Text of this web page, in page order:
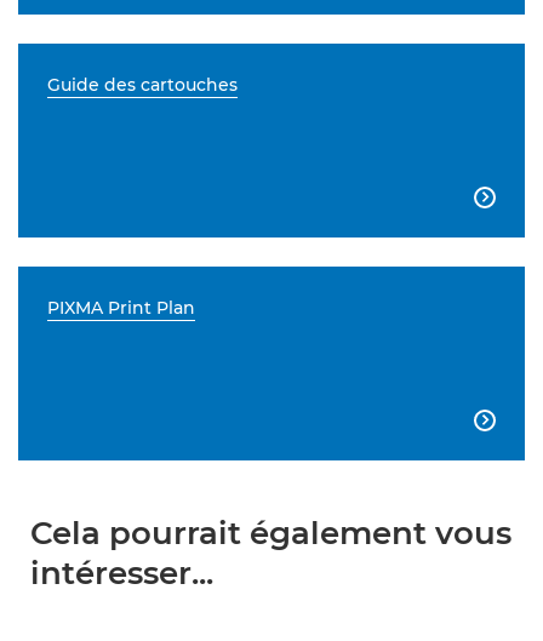
Guide des cartouches

PIXMA Print Plan

Cela pourrait également vous
intéresser...